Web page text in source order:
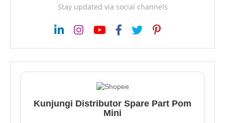
Stay updated via social channels
Kunjungi Distributor Spare Part Pom
Mini